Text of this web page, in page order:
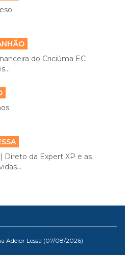
do Criciúma EC
Direto da Expert XP e as
Adelor Lessa (07/08/2026)